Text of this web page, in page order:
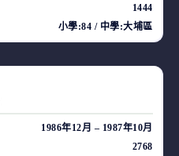
1444
小學:84 / 中學:大埔區
1986年12月 – 1987年10月
2768